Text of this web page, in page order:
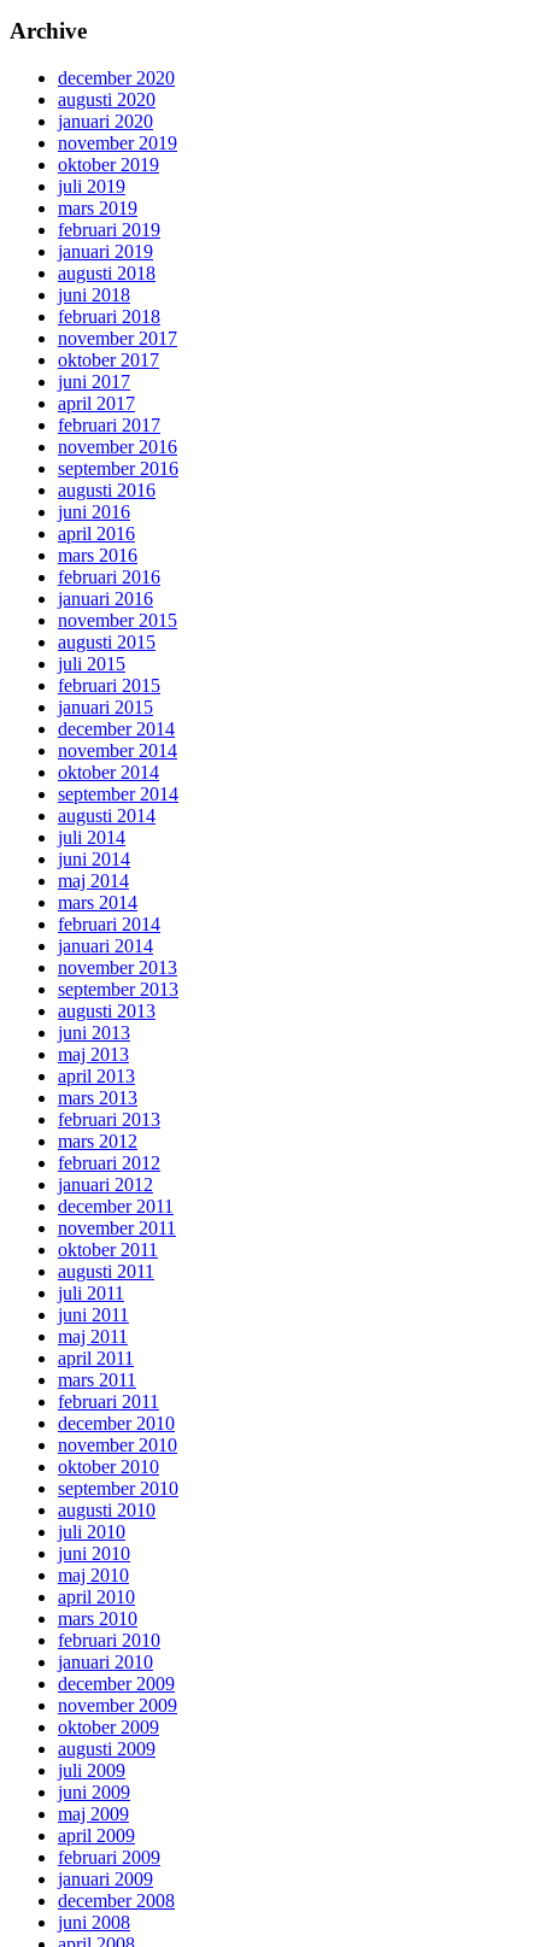
Archive
december 2020
augusti 2020
januari 2020
november 2019
oktober 2019
juli 2019
mars 2019
februari 2019
januari 2019
augusti 2018
juni 2018
februari 2018
november 2017
oktober 2017
juni 2017
april 2017
februari 2017
november 2016
september 2016
augusti 2016
juni 2016
april 2016
mars 2016
februari 2016
januari 2016
november 2015
augusti 2015
juli 2015
februari 2015
januari 2015
december 2014
november 2014
oktober 2014
september 2014
augusti 2014
juli 2014
juni 2014
maj 2014
mars 2014
februari 2014
januari 2014
november 2013
september 2013
augusti 2013
juni 2013
maj 2013
april 2013
mars 2013
februari 2013
mars 2012
februari 2012
januari 2012
december 2011
november 2011
oktober 2011
augusti 2011
juli 2011
juni 2011
maj 2011
april 2011
mars 2011
februari 2011
december 2010
november 2010
oktober 2010
september 2010
augusti 2010
juli 2010
juni 2010
maj 2010
april 2010
mars 2010
februari 2010
januari 2010
december 2009
november 2009
oktober 2009
augusti 2009
juli 2009
juni 2009
maj 2009
april 2009
februari 2009
januari 2009
december 2008
juni 2008